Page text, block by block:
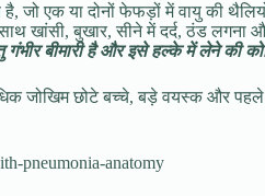
है, जो एक या दोनों फेफड़ों में वायु की
खांसी, बुखार, सीने में दर्द, ठंड लगना
गंभीर बीमारी है और इसे हल्के में लेने की
जोखिम छोटे बच्चे, बड़े वयस्क और